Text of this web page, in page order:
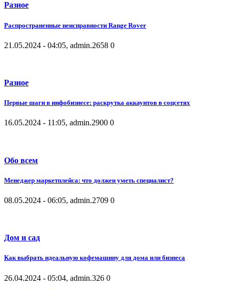
Разное
Распространенные неисправности Range Rover
21.05.2024 - 04:05, admin.2658 0
Разное
Первые шаги в инфобизнесе: раскрутка аккаунтов в соцсетях
16.05.2024 - 11:05, admin.2900 0
Обо всем
Менеджер маркетплейса: что должен уметь специалист?
08.05.2024 - 06:05, admin.2709 0
Дом и сад
Как выбрать идеальную кофемашину для дома или бизнеса
26.04.2024 - 05:04, admin.326 0